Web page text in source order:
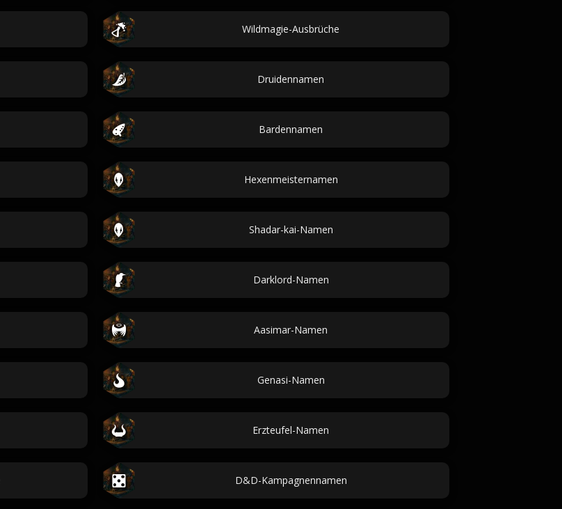
Wildmagie-Ausbrüche
Druidennamen
Bardennamen
Hexenmeisternamen
Shadar-kai-Namen
Darklord-Namen
Aasimar-Namen
Genasi-Namen
Erzteufel-Namen
D&D-Kampagnennamen